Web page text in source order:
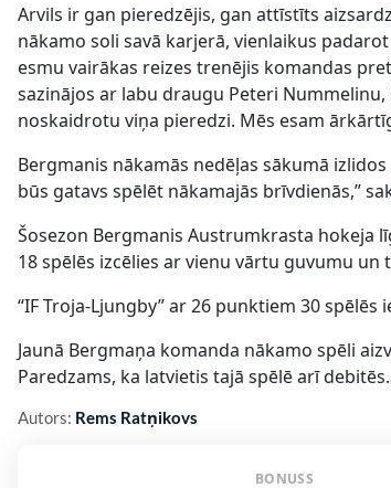
Arvils ir gan pieredzējis, gan attīstīts
nākamo soli savā karjerā, vienlaikus
esmu vairākas reizes trenējis komandas
sazinājos ar labu draugu Peteri
noskaidrotu viņa pieredzi. Mēs esam
Bergmanis nākamās nedēļas sākumā
būs gatavs spēlēt nākamajās brīvdienās,”
Šosezon Bergmanis Austrumkrasta hokeja
18 spēlēs izcēlies ar vienu vārtu guvumu
“IF Troja-Ljungby” ar 26 punktiem 30
Jaunā Bergmaņa komanda nākamo spēli
Paredzams, ka latvietis tajā spēlē arī debitēs.
Autors: Rems Ratņikovs
BONUSS